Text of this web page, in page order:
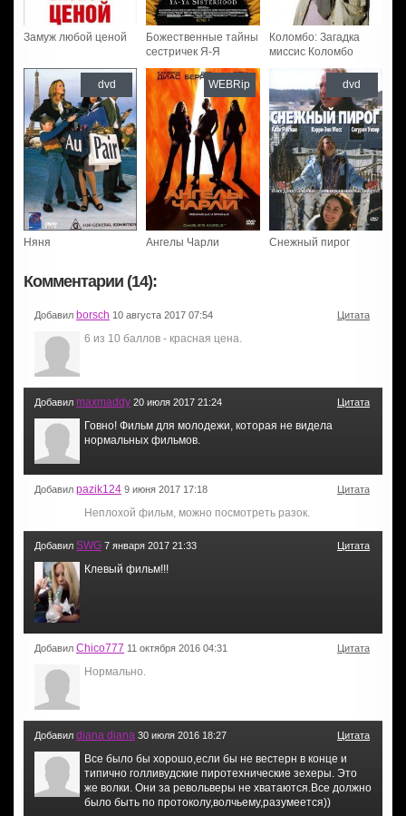
Замуж любой ценой
Божественные тайны
сестричек Я-Я
Коломбо: Загадка
миссис Коломбо
Няня
dvd
Ангелы Чарли
WEBRip
Снежный пирог
dvd
Комментарии (14):
Добавил borsch 10 августа 2017 07:54 Цитата
6 из 10 баллов - красная цена.
Добавил maxmaddy 20 июля 2017 21:24 Цитата
Говно! Фильм для молодежи, которая не видела
нормальных фильмов.
Добавил pazik124 9 июня 2017 17:18 Цитата
Неплохой фильм, можно посмотреть разок.
Добавил SWG 7 января 2017 21:33 Цитата
Клевый фильм!!!
Добавил Chico777 11 октября 2016 04:31 Цитата
Нормально.
Добавил diana diana 30 июля 2016 18:27 Цитата
Все было бы хорошо,если бы не вестерн в конце и
типично голливудские пиротехнические зехеры. Это
же волки. Они за револьверы не хватаются.Все должно
было быть по протоколу,волчьему,разумеется))